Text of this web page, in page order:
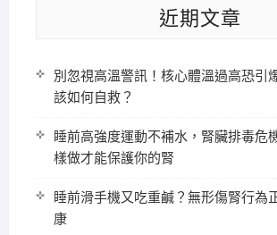
近期文章
別忽視高溫警訊！核心體溫過高恐引
該如何自救？
睡前高強度運動不補水，腎臟排毒危
樣做才能保護你的腎
睡前滑手機又吃重鹹？無形傷腎行為
康